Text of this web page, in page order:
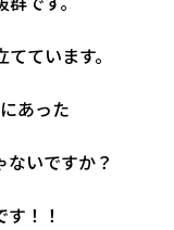
ています。
あった
いですか？
！！